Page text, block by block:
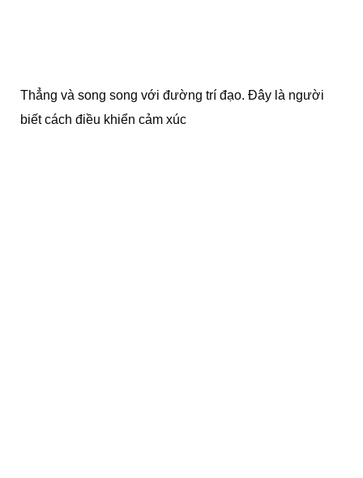
Thẳng và song song với đường trí đạo. Đây là người
biết cách điều khiển cảm xúc